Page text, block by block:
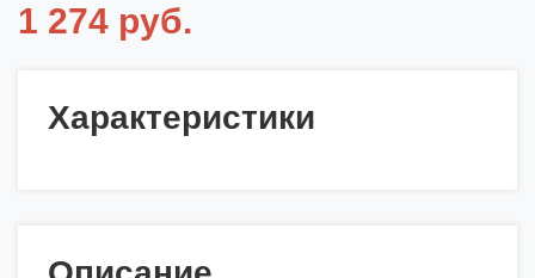
1 274 руб.
Характеристики